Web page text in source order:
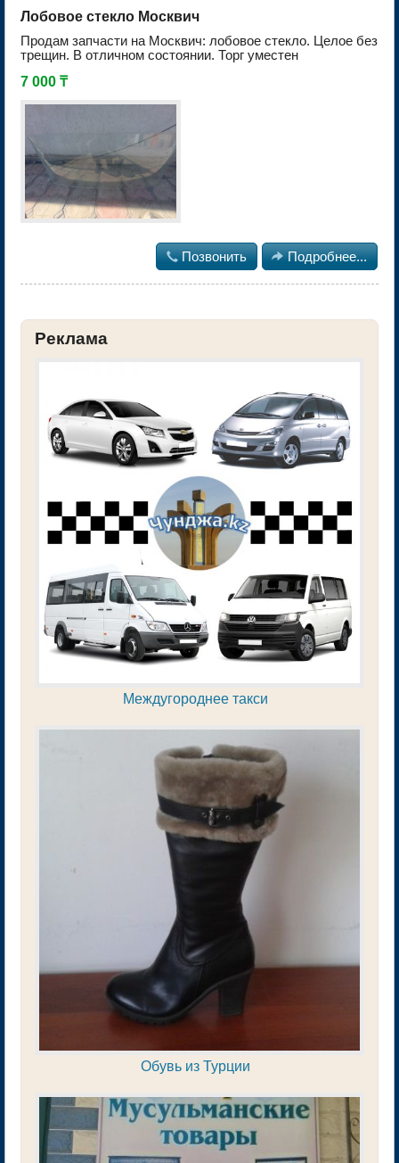
Лобовое стекло Москвич
Продам запчасти на Москвич: лобовое стекло. Целое без
трещин. В отличном состоянии. Торг уместен
7 000 ₸
 Позвонить  Подробнее...
Реклама
Междугороднее такси
Обувь из Турции